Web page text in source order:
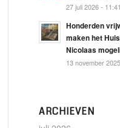
27 juli 2026 - 11:41
Honderden
maken het
Nicolaas
13 november
ARCHIEVEN